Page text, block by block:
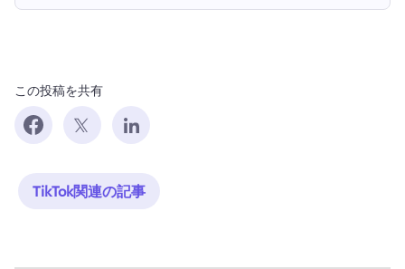
この投稿を共有
TikTok関連の記事